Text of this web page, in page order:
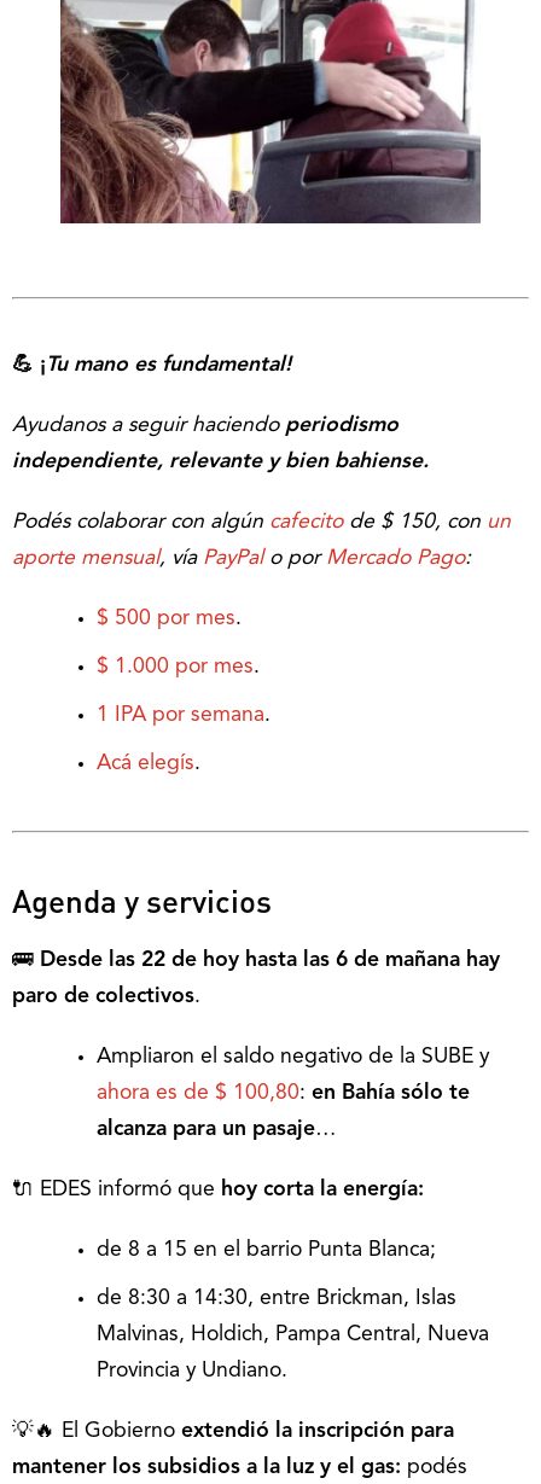
💪 ¡Tu mano es fundamental!
Ayudanos a seguir haciendo periodismo
independiente, relevante y bien bahiense.
Podés colaborar con algún cafecitode $ 150, con un
aporte mensual, víaPayPalo por Mercado Pago:
$ 500 por mes.
$ 1.000 por mes.
1 IPA por semana.
Acá elegís.
Agenda y servicios
🚌 Desde las 22 de hoy hasta las 6 de mañana hay
paro de colectivos.
Ampliaron el saldo negativo de la SUBE y
ahora es de $ 100,80: en Bahía sólo te
alcanza para un pasaje…
🔌 EDES informó que hoy corta la energía:
de 8 a 15 en el barrio Punta Blanca;
de 8:30 a 14:30, entre Brickman, Islas
Malvinas, Holdich, Pampa Central, Nueva
Provincia y Undiano.
💡🔥 El Gobierno extendió la inscripción para
mantener los subsidios a la luz y el gas: podés